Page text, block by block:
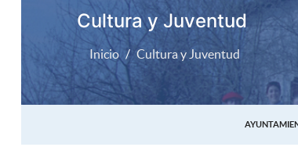
Cultura y Juventud
Inicio Cultura y Juventud